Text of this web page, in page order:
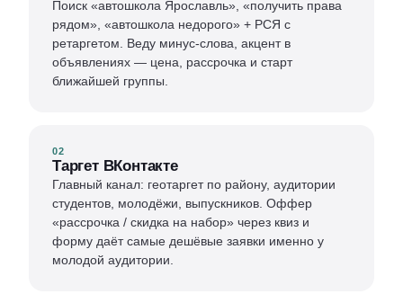
Поиск «автошкола Ярославль», «получить права
рядом», «автошкола недорого» + РСЯ с
ретаргетом. Веду минус-слова, акцент в
объявлениях — цена, рассрочка и старт
ближайшей группы.
02
Таргет ВКонтакте
Главный канал: геотаргет по району, аудитории
студентов, молодёжи, выпускников. Оффер
«рассрочка / скидка на набор» через квиз и
форму даёт самые дешёвые заявки именно у
молодой аудитории.